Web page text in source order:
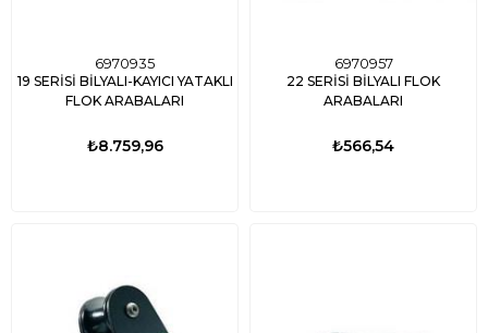
6970935
19 SERİSİ BİLYALI-KAYICI YATAKLI
FLOK ARABALARI
₺8.759,96
6970957
22 SERİSİ BİLYALI FLOK
ARABALARI
₺566,54